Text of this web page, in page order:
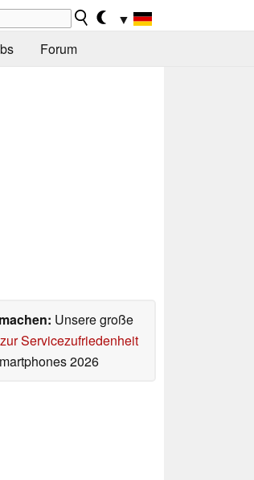
▼
Forum
Unsere große
Servicezufriedenheit
2026